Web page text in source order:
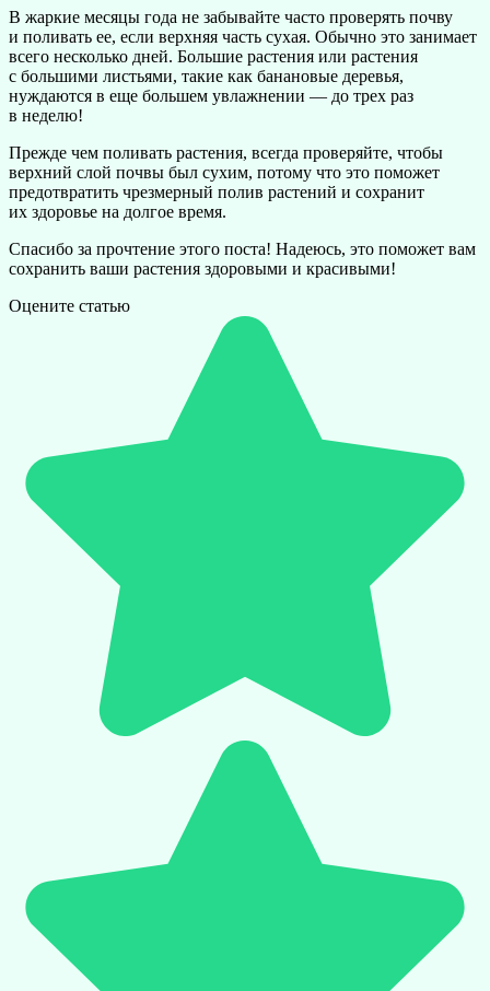
В жаркие месяцы года не забывайте часто проверять почву
и поливать ее, если верхняя часть сухая. Обычно это занимает
всего несколько дней. Большие растения или растения
с большими листьями, такие как банановые деревья,
нуждаются в еще большем увлажнении — до трех раз
в неделю!
Прежде чем поливать растения, всегда проверяйте, чтобы
верхний слой почвы был сухим, потому что это поможет
предотвратить чрезмерный полив растений и сохранит
их здоровье на долгое время.
Спасибо за прочтение этого поста! Надеюсь, это поможет вам
сохранить ваши растения здоровыми и красивыми!
Оцените статью